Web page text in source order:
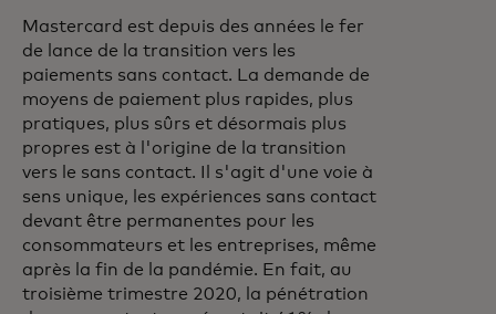
Mastercard est depuis des années le fer
de lance de la transition vers les
paiements sans contact. La demande de
moyens de paiement plus rapides, plus
pratiques, plus sûrs et désormais plus
propres est à l'origine de la transition
vers le sans contact. Il s'agit d'une voie à
sens unique, les expériences sans contact
devant être permanentes pour les
consommateurs et les entreprises, même
après la fin de la pandémie. En fait, au
troisième trimestre 2020, la pénétration